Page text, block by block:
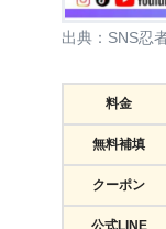
出典：SNS忍
料金
無料補填
クーポン
公式LINE